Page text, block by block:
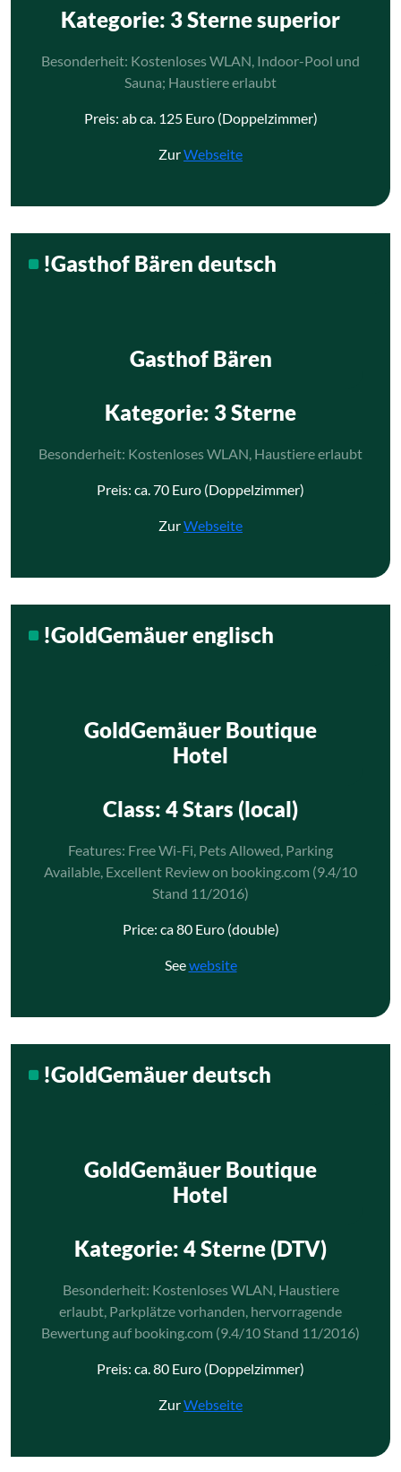
Kategorie: 3 Sterne superior
Besonderheit: Kostenloses WLAN, Indoor-Pool und
Sauna; Haustiere erlaubt
Preis: ab ca. 125 Euro (Doppelzimmer)
ZurWebseite
!Gasthof Bären deutsch
Gasthof Bären
Kategorie: 3 Sterne
Besonderheit: Kostenloses WLAN, Haustiere erlaubt
Preis: ca. 70 Euro (Doppelzimmer)
ZurWebseite
!GoldGemäuer englisch
GoldGemäuer Boutique
Hotel
Class: 4 Stars (local)
Features: Free Wi-Fi, Pets Allowed, Parking
Available, Excellent Review on booking.com (9.4/10
Stand 11/2016)
Price: ca 80 Euro (double)
Seewebsite
!GoldGemäuer deutsch
GoldGemäuer Boutique
Hotel
Kategorie: 4 Sterne (DTV)
Besonderheit: Kostenloses WLAN, Haustiere
erlaubt, Parkplätze vorhanden, hervorragende
Bewertung auf booking.com (9.4/10 Stand 11/2016)
Preis: ca. 80 Euro (Doppelzimmer)
ZurWebseite